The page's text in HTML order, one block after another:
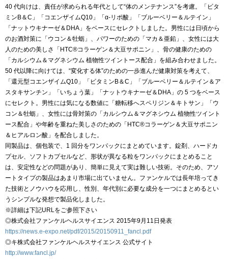
40 代向けは、責任が求められる年代として“体のメンテナンス”を考慮。「ビタ
ミンB＆C」「コエンザイムQ10」「α-リポ酸」「ブルーベリー＆ルテイン」
「ナットウキナーゼ＆DHA」をベースにセレクトしました。男性には日頃から
のお酒対策に「ウコン＆牡蛎」、パワーのための「マカ＆亜鉛」、女性には大
人のための美しさ「HTC®コラーゲン＆大豆サポニン」、骨の健康のための
「カルシウム＆マグネシウム 植物性ツイントース配合」を組み合わせました。
50 代以降に向けては、“変化する体”のための一歩進んだ健康対策を考えて、
「還元型コエンザイムQ10」「ビタミンB＆C」「ブルーベリー＆ルテイン＆ア
スタキサンチン」「いちょう葉」「ナットウキナーゼ＆DHA」の 5 つをベース
にセレクト。男性には気になる数値に「糖転移へスペリジン＆キトサン」「ウ
コン＆牡蛎」、女性には骨対策の「カルシウム＆マグネシウム 植物性ツイント
ース配合」や年齢を重ねた美しさのための「HTC®コラーゲン＆大豆サポニン
＆ヒアルロン酸」を配合しました。
同製品は、個包装で、1 回分をワンパックにまとめています。錠剤、ハードカ
プセル、ソフトカプセルなど、形状が異なる粒をワンパックにまとめること
は、安定性などの問題があり、簡単に見えて実は難しい技術。そのため、アソ
ートタイプの製品はあまり市場に出ていません。ファンケルでは長年培ってき
た技術とノウハウを応用し、性別、年代別に必要な成分を一つにまとめるとい
うシンプルな発想で製品化しました。
※詳細は下記URLをご参照下さい
◎株式会社ファンケルヘルスサイエンス 2015年9月11日発表
https://news.e-expo.net/pdf/2015/20150911_fancl.pdf
◎キ株式会社ファンケルヘルスサイエンス 公式サイト
http://www.fancl.jp/